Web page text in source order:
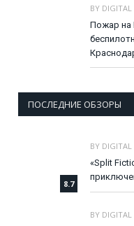
BY DIGITAL
Пожар на
ПОСЛЕДНИЕ ОБЗОРЫ
8.7
BY DIGITAL
«Split
BY DIGITAL